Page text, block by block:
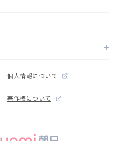
個人情報について
著作権について